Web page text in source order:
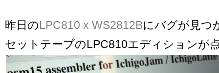
昨日のLPC810 x WS2812Bにバグが見つ
セットテープのLPC810エディションが